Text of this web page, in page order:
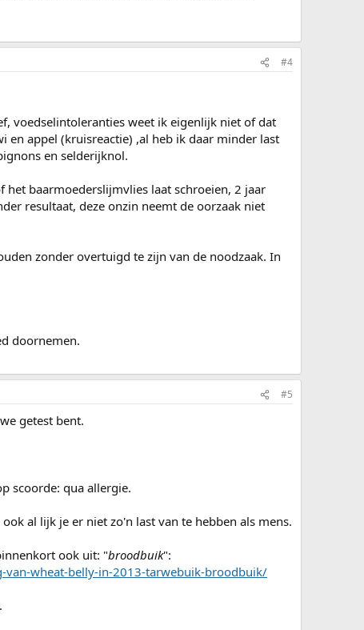
#4
voedselintoleranties weet ik eigenlijk niet of dat
en appel (kruisreactie) ,al heb ik daar minder last
en selderijknol.
baarmoederslijmvlies laat schroeien, 2 jaar
resultaat, deze onzin neemt de oorzaak niet
zonder overtuigd te zijn van de noodzaak. In
doornemen.
#5
getest bent.
scoorde: qua allergie.
al lijk je er niet zo'n last van te hebben als mens.
ook uit: "broodbuik":
wheat-belly-in-2013-tarwebuik-broodbuik/